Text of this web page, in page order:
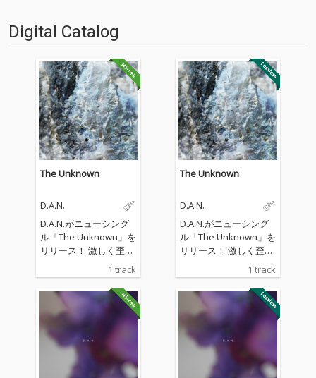
Digital Catalog
The Unknown
D.A.N.
D.A.N.がニューシング
ル「The Unknown」を
リリース！ 激しく歪ん
編を貫き、かつてなく
獰猛でフィジカルなア
プローチへと踏み込ん
だ“未知”の感覚。バン
ド史上最もアグレッシ
ブなサウンドで新たな
フェーズへと突入した
「The Unknown」。
1 track
The Unknown
D.A.N.
D.A.N.がニューシング
ル「The Unknown」を
リリース！ 激しく歪ん
だベースサウンドが全
編を貫き、かつてなく
獰猛でフィジカルなア
プローチへと踏み込ん
だ“未知”の感覚。バン
ド史上最もアグレッシ
ブなサウンドで新たな
フェーズへと突入した
「The Unknown」。
1 track